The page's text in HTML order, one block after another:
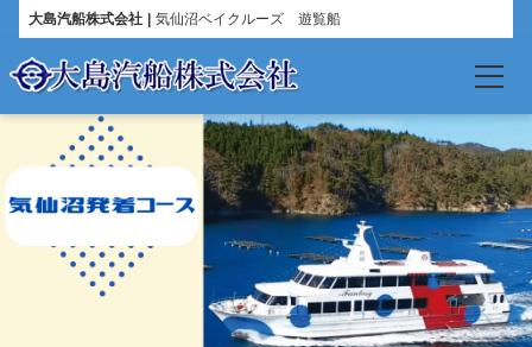
大島汽船株式会社 気仙沼ベイクルーズ 遊覧船